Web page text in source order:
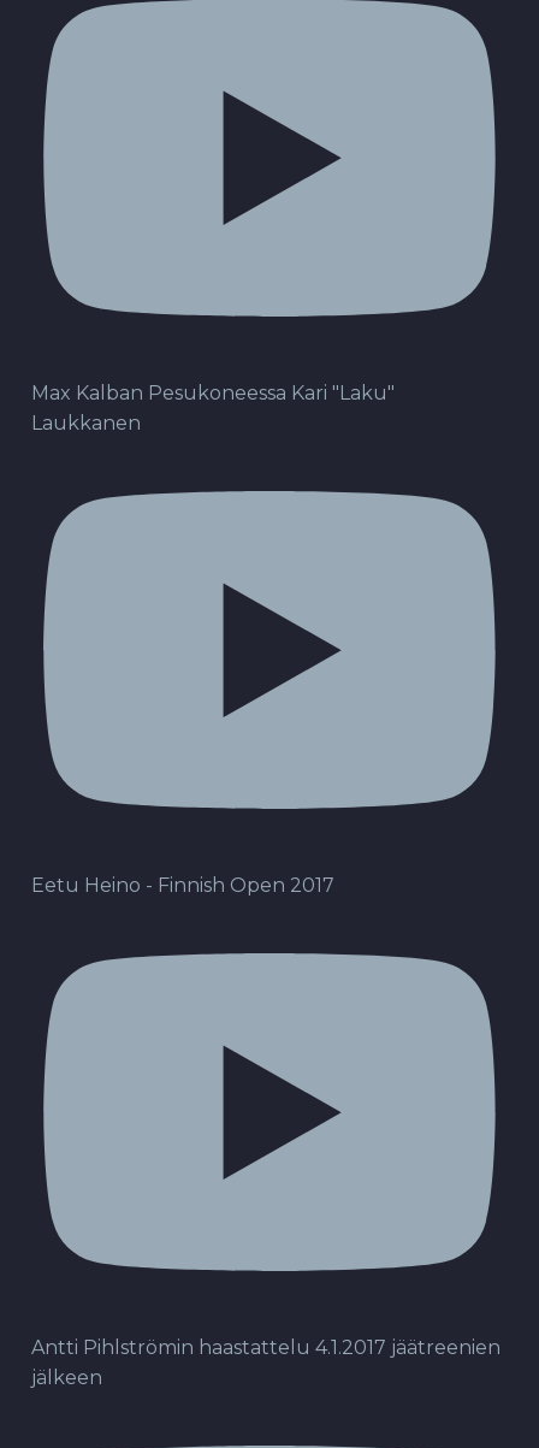
Max Kalban Pesukoneessa Kari "Laku"
Laukkanen
Eetu Heino - Finnish Open 2017
Antti Pihlströmin haastattelu 4.1.2017 jäätreenien
jälkeen